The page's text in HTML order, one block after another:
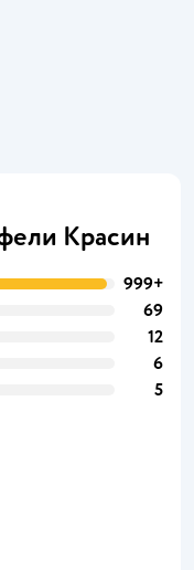
Красин
999+
69
12
6
5